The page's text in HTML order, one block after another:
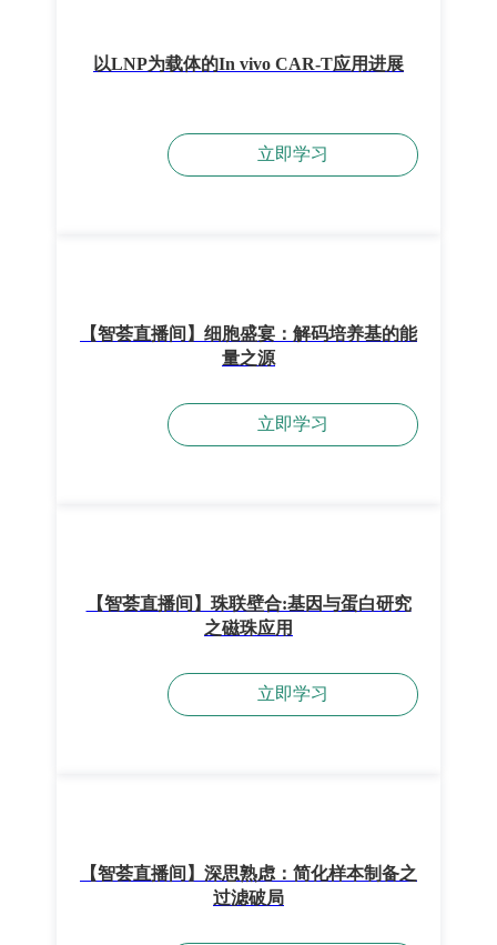
以LNP为载体的In vivo CAR-T应用进展
立即学习
【智荟直播间】细胞盛宴：解码培养基的能
量之源
立即学习
【智荟直播间】珠联壁合:基因与蛋白研究
之磁珠应用
立即学习
【智荟直播间】深思熟虑：简化样本制备之
过滤破局